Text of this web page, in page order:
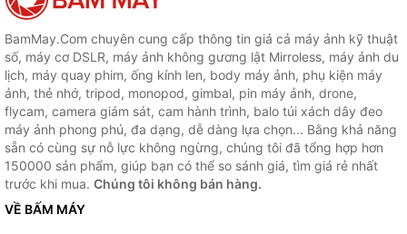
BamMay.Com chuyên cung cấp thông tin giá cả máy ảnh kỹ thuật
số, máy cơ DSLR, máy ảnh không gương lật Mirroless, máy ảnh du
lịch, máy quay phim, ống kính len, body máy ảnh, phụ kiện máy
ảnh, thẻ nhớ, tripod, monopod, gimbal, pin máy ảnh, drone,
flycam, camera giám sát, cam hành trình, balo túi xách dây đeo
máy ảnh phong phú, đa dạng, dễ dàng lựa chọn... Bằng khả năng
sẵn có cùng sự nỗ lực không ngừng, chúng tôi đã tổng hợp hơn
150000 sản phẩm, giúp bạn có thể so sánh giá, tìm giá rẻ nhất
trước khi mua. Chúng tôi không bán hàng.
VỀ BẤM MÁY